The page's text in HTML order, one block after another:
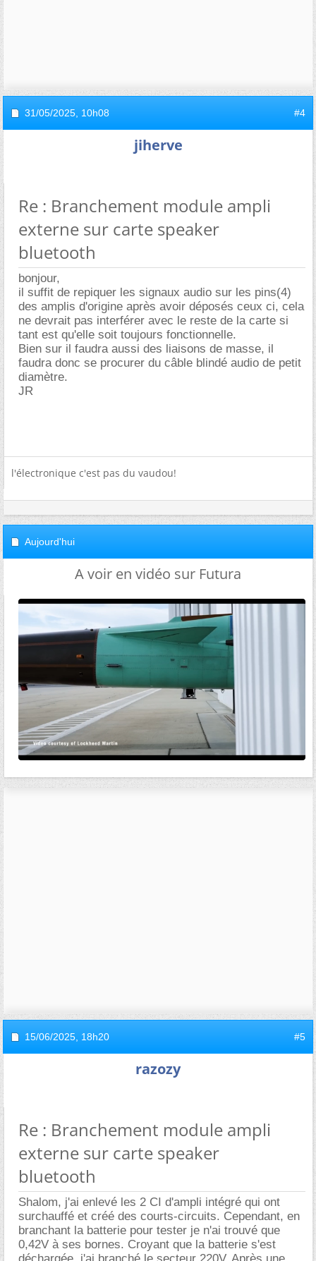
31/05/2025, 10h08 #4
jiherve
Re : Branchement module ampli
externe sur carte speaker
bluetooth
bonjour,
il suffit de repiquer les signaux audio sur les pins(4)
des amplis d'origine après avoir déposés ceux ci, cela
ne devrait pas interférer avec le reste de la carte si
tant est qu'elle soit toujours fonctionnelle.
Bien sur il faudra aussi des liaisons de masse, il
faudra donc se procurer du câble blindé audio de petit
diamètre.
JR
l'électronique c'est pas du vaudou!
Aujourd'hui
A voir en vidéo sur Futura
15/06/2025, 18h20 #5
razozy
Re : Branchement module ampli
externe sur carte speaker
bluetooth
Shalom, j'ai enlevé les 2 CI d'ampli intégré qui ont
surchauffé et créé des courts-circuits. Cependant, en
branchant la batterie pour tester je n'ai trouvé que
0,42V à ses bornes. Croyant que la batterie s'est